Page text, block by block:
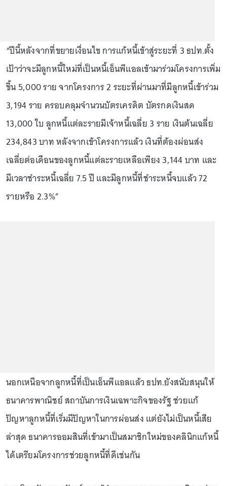
“ปีนี้หลังจากที่ขยายเงื่อนไข การแก้หนี้เข้าสู่ระยะที่ 3 ธปท.ตั้ง
เป้าว่าจะมีลูกหนี้ใหม่ที่เป็นหนี้เอ็นพีแอลเข้ามาร่วมโครงการเพิ่ม
ขึ้น 5,000 ราย จากโครงการ 2 ระยะที่ผ่านมาที่มีลูกหนี้เข้าร่วม
3,194 ราย ครอบคลุมจำนวนบัตรเครดิต บัตรกดเงินสด
13,000 ใบ ลูกหนี้แต่ละรายมีเจ้าหนี้เฉลี่ย 3 ราย เงินต้นเฉลี่ย
234,843 บาท หลังจากเข้าโครงการแล้ว เงินที่ต้องผ่อนส่ง
เฉลี่ยต่อเดือนของลูกหนี้แต่ละรายเหลือเพียง 3,144 บาท และ
มีเวลาชำระหนี้เฉลี่ย 7.5 ปี และมีลูกหนี้ที่ชำระหนี้จบแล้ว 72
รายหรือ 2.3%”
นอกเหนือจากลูกหนี้ที่เป็นเอ็นพีแอลแล้ว ธปท.ยังสนับสนุนให้
ธนาคารพาณิชย์ สถาบันการเงินเฉพาะกิจของรัฐ ช่วยแก้
ปัญหาลูกหนี้ที่เริ่มมีปัญหาในการผ่อนส่ง แต่ยังไม่เป็นหนี้เสีย
ล่าสุด ธนาคารออมสินที่เข้ามาเป็นสมาชิกใหม่ของคลินิกแก้หนี้
ได้เตรียมโครงการช่วยลูกหนี้ที่ดีเช่นกัน